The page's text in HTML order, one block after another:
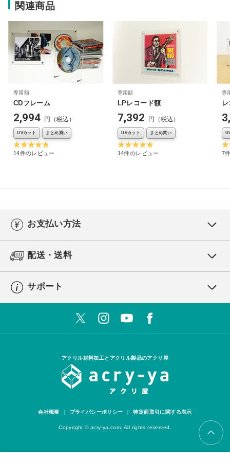
関連商品
専用額
CDフレーム
2,994 円（税込）
UVカット まとめ買い
14件のレビュー
専用額
LPレコード額
7,392 円（税込）
UVカット まとめ買い
14件のレビュー
専
7
お支払い方法
配送・送料
サポート
アクリル材料加工とアクリル製品のアクリ屋
会社概要 プライバシーポリシー 特定商取引に関する表示
Copyright © acry-ya.com. All rights reserved.